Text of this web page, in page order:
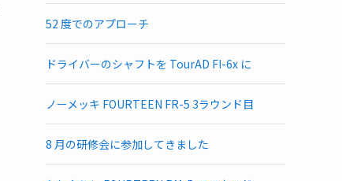
52 度でのアプローチ
ドライバーのシャフトを TourAD FI-6x に
ノーメッキ FOURTEEN FR-5 3ラウンド目
8 月の研修会に参加してきました